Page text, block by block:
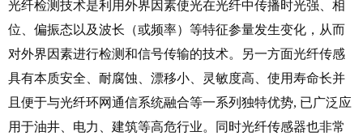
光纤检测技术是利用外界因素使光在光纤中传播时光强、相
位、偏振态以及波长（或频率）等特征参量发生变化，从而
对外界因素进行检测和信号传输的技术。另一方面光纤传感
具有本质安全、耐腐蚀、漂移小、灵敏度高、使用寿命长并
且便于与光纤环网通信系统融合等一系列独特优势, 已广泛应
用于油井、电力、建筑等高危行业。同时光纤传感器也非常